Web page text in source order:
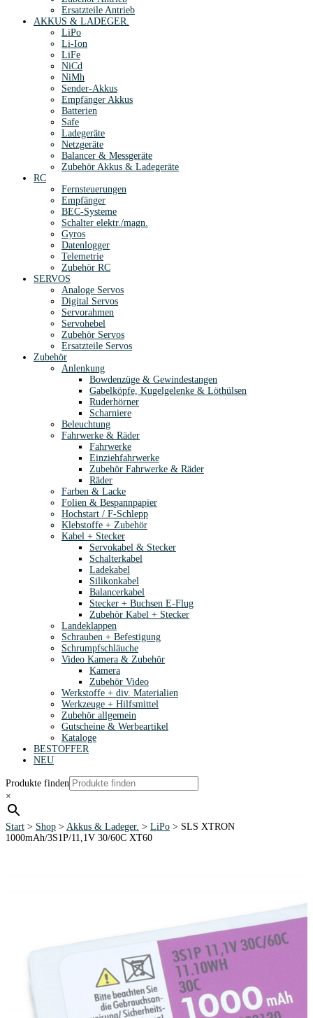
Ersatzteile Antrieb
AKKUS & LADEGER.
LiPo
Li-Ion
LiFe
NiCd
NiMh
Sender-Akkus
Empfänger Akkus
Batterien
Safe
Ladegeräte
Netzgeräte
Balancer & Messgeräte
Zubehör Akkus & Ladegeräte
RC
Fernsteuerungen
Empfänger
BEC-Systeme
Schalter elektr./magn.
Gyros
Datenlogger
Telemetrie
Zubehör RC
SERVOS
Analoge Servos
Digital Servos
Servorahmen
Servohebel
Zubehör Servos
Ersatzteile Servos
Zubehör
Anlenkung
Bowdenzüge & Gewindestangen
Gabelköpfe, Kugelgelenke & Löthülsen
Ruderhörner
Scharniere
Beleuchtung
Fahrwerke & Räder
Fahrwerke
Einziehfahrwerke
Zubehör Fahrwerke & Räder
Räder
Farben & Lacke
Folien & Bespannpapier
Hochstart / F-Schlepp
Klebstoffe + Zubehör
Kabel + Stecker
Servokabel & Stecker
Schalterkabel
Ladekabel
Silikonkabel
Balancerkabel
Stecker + Buchsen E-Flug
Zubehör Kabel + Stecker
Landeklappen
Schrauben + Befestigung
Schrumpfschläuche
Video Kamera & Zubehör
Kamera
Zubehör Video
Werkstoffe + div. Materialien
Werkzeuge + Hilfsmittel
Zubehör allgemein
Gutscheine & Werbeartikel
Kataloge
BESTOFFER
NEU
Produkte finden
×
Start > Shop > Akkus & Ladeger. > LiPo > SLS XTRON
1000mAh/3S1P/11,1V 30/60C XT60